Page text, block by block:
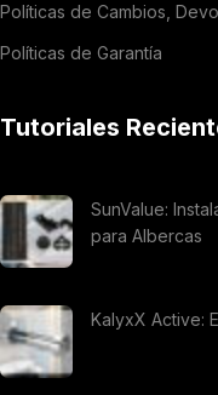
Políticas de Cambios,
Políticas de Garantía
Tutoriales
SunValue:
para Albercas
KalyxX Active: